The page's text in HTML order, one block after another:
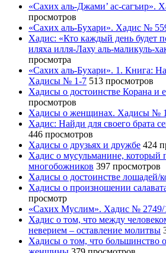
«Сахих аль-Джами’ ас-сагъир».
просмотров
«Сахих аль-Бухари». Хадис №
Хадис: «Кто каждый день будет
иляха илля-Лаху аль-маликуль-
просмотра
«Сахих аль-Бухари». 1. Книга:
Хадисы № 1-7 513 просмотров
Хадисы о достоинстве Корана и
просмотров
Хадисы о женщинах. Хадисы №
Хадис: Найди для своего брата
446 просмотров
Хадисы о друзьях и дружбе 424
Хадис о мусульманине, который
многобожников 397 просмотров
Хадисы о достоинстве лошадей/
Хадисы о произношении
просмотр
«Сахих Муслим». Хадис № 2749/
Хадис о том, что между
неверием – оставление молитвы
Хадисы о том, что большинство